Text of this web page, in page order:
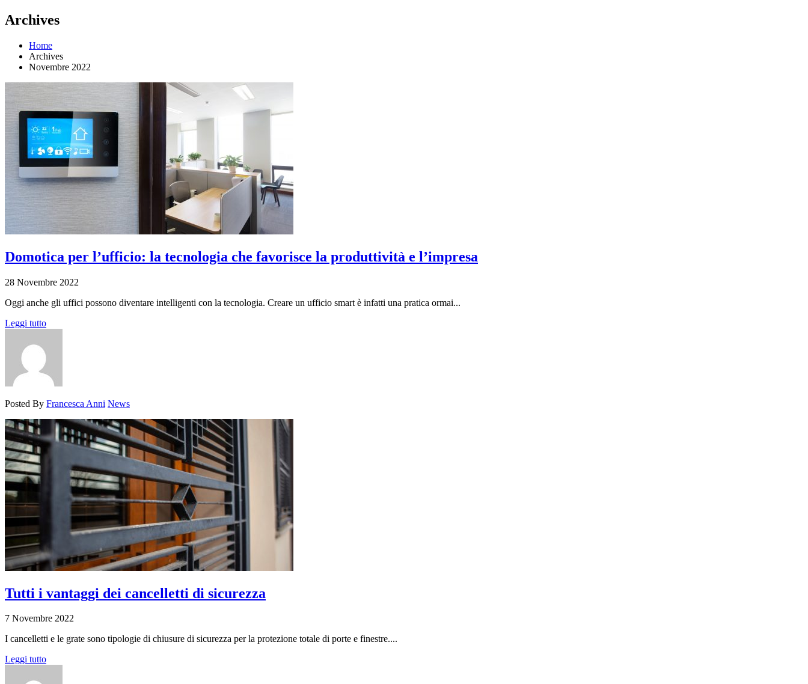
Archives
Home
Archives
Novembre 2022
Domotica per l’ufficio: la tecnologia che favorisce la produttività e l’impresa
28 Novembre 2022
Oggi anche gli uffici possono diventare intelligenti con la tecnologia. Creare un ufficio smart è infatti una pratica ormai...
Leggi tutto
Posted By Francesca Anni News
Tutti i vantaggi dei cancelletti di sicurezza
7 Novembre 2022
I cancelletti e le grate sono tipologie di chiusure di sicurezza per la protezione totale di porte e finestre....
Leggi tutto